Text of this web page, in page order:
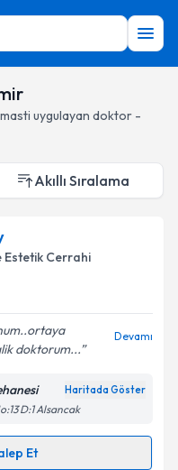
uygulayan doktor -
Akıllı Sıralama
Estetik Cerrahi
doktorum...️
Devamı
Haritada Göster
D:1 Alsancak
Et